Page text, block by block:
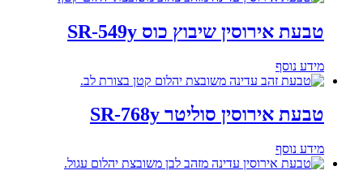
טבעת אירוסין שיבוץ כוס SR-549y
מידע נוסף
טבעת אירוסין סוליטר SR-768y
מידע נוסף